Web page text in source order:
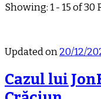
Showing: 1 - 15 of 30
Updated on20/12/
Cazul lui